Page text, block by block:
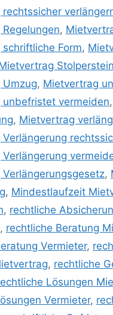
,
Form,
, Mietvertrag
vermeiden,
, Mietvertrag
,
, Mindestlaufzeit
, rechtliche
, rechtliche Beratung
Vermieter,
, rechtliche
Lösungen
Vermieter,